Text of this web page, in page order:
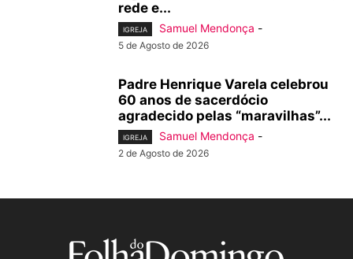
rede e...
IGREJA Samuel Mendonça -
5 de Agosto de 2026
Padre Henrique Varela celebrou
60 anos de sacerdócio
agradecido pelas “maravilhas”...
IGREJA Samuel Mendonça -
2 de Agosto de 2026